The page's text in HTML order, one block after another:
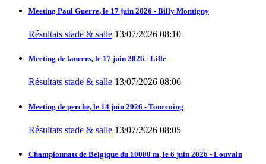
Meeting Paul Guerre, le 17 juin 2026 - Billy Montigny
Résultats stade & salle 13/07/2026 08:10
Meeting de lancers, le 17 juin 2026 - Lille
Résultats stade & salle 13/07/2026 08:06
Meeting de perche, le 14 juin 2026 - Tourcoing
Résultats stade & salle 13/07/2026 08:05
Championnats de Belgique du 10000 m, le 6 juin 2026 - Louvain